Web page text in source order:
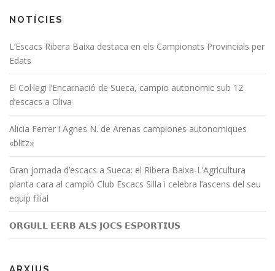
NOTÍCIES
L’Escacs Ribera Baixa destaca en els Campionats Provincials per
Edats
El Col·legi l’Encarnació de Sueca, campio autonomic sub 12
d’escacs a Oliva
Alicia Ferrer i Agnes N. de Arenas campiones autonomiques
«blitz»
Gran jornada d’escacs a Sueca: el Ribera Baixa-L’Agricultura
planta cara al campió Club Escacs Silla i celebra l’ascens del seu
equip filial
𝗢𝗥𝗚𝗨𝗟𝗟 𝗘𝗘𝗥𝗕 𝗔𝗟𝗦 𝗝𝗢𝗖𝗦 𝗘𝗦𝗣𝗢𝗥𝗧𝗜𝗨𝗦